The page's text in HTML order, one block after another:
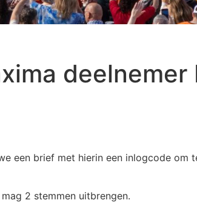
deelnemer
een brief met hierin een inlogcode om
2 stemmen uitbrengen.